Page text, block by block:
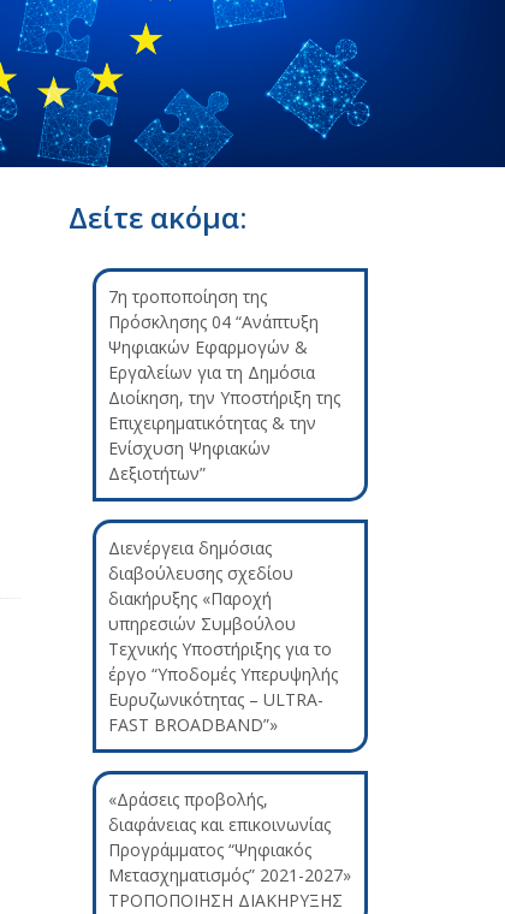
Δείτε ακόμα:
7η τροποποίηση της
Πρόσκλησης 04 “Ανάπτυξη
Ψηφιακών Εφαρμογών &
Εργαλείων για τη Δημόσια
Διοίκηση, την Υποστήριξη της
Επιχειρηματικότητας & την
Ενίσχυση Ψηφιακών
Δεξιοτήτων”
Διενέργεια δημόσιας
διαβούλευσης σχεδίου
διακήρυξης «Παροχή
υπηρεσιών Συμβούλου
Τεχνικής Υποστήριξης για το
έργο “Υποδομές Υπερυψηλής
Ευρυζωνικότητας – ULTRA-
FAST BROADBAND”»
«Δράσεις προβολής,
διαφάνειας και επικοινωνίας
Προγράμματος “Ψηφιακός
Μετασχηματισμός” 2021-2027»
ΤΡΟΠΟΠΟΙΗΣΗ ΔΙΑΚΗΡΥΞΗΣ